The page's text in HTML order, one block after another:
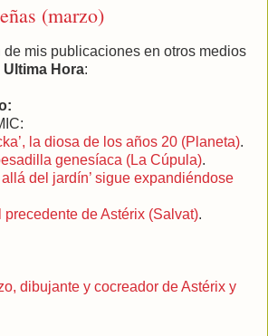
(marzo)
de mis publicaciones en otros medios
Ultima Hora:
la diosa de los años 20 (Planeta).
genesíaca (La Cúpula).
allá del jardín’ sigue expandiéndose
precedente de Astérix (Salvat).
dibujante y cocreador de Astérix y